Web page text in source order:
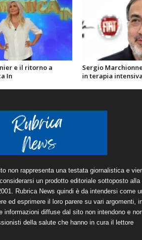
e il ritorno a
In
Sergio
in terapia intensiva
non rappresenta una testata giornalistica e
un prodotto editoriale sottoposto
Rubrica News quindi è da intendersi come
ed esprimere il loro parere su vari argomenti,
informazioni diffuse dal sito non intendono e
della salute che hanno in cura il lettore